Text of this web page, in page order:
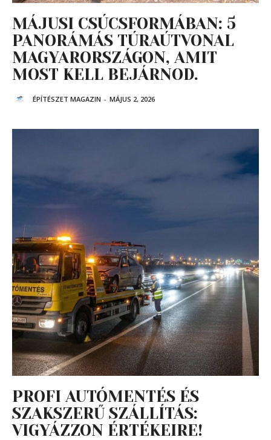
MÁJUSI CSÚCSFORMÁBAN: 5
PANORÁMÁS TÚRAÚTVONAL
MAGYARORSZÁGON, AMIT
MOST KELL BEJÁRNOD.
ÉPÍTÉSZET MAGAZIN - MÁJUS 2, 2026
PROFI AUTÓMENTÉS ÉS
SZAKSZERŰ SZÁLLÍTÁS:
VIGYÁZZON ÉRTÉKEIRE!